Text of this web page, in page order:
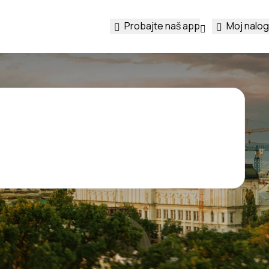
Probajte naš app Moj nalog